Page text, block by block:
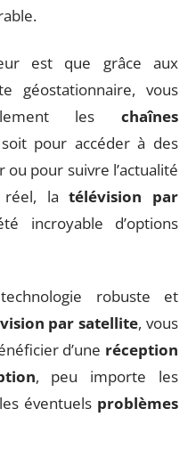
est que grâce aux
géostationnaire, vous
les chaînes
pour accéder à des
pour suivre l’actualité
réel, latélévision par
incroyable d’options
robuste et
par satellite, vous
d’une réception
, peu importe les
éventuels problèmes